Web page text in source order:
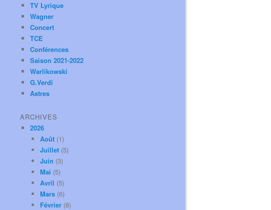
TV Lyrique
Wagner
Concert
TCE
Conférences
Saison 2021-2022
Warlikowski
G.Verdi
Astres
ARCHIVES
2026
Août (1)
Juillet (5)
Juin (3)
Mai (5)
Avril (5)
Mars (6)
Février (8)